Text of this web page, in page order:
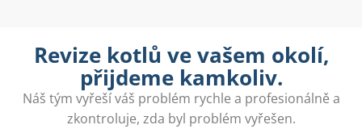
Revize kotlů ve vašem okolí,
přijdeme kamkoliv.
Náš tým vyřeší váš problém rychle a profesionálně a
zkontroluje, zda byl problém vyřešen.